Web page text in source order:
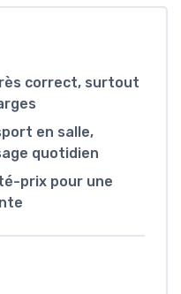
correct, surtout
en salle,
quotidien
prix pour une